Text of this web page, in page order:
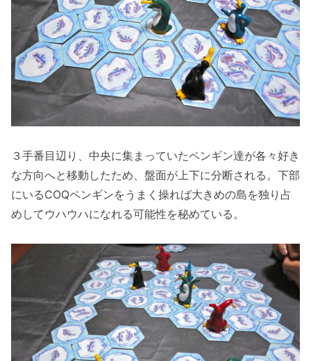
３手番目辺り、中央に集まっていたペンギン達が各々好き
な方向へと移動したため、盤面が上下に分断される。下部
にいるCOQペンギンをうまく操れば大きめの島を独り占
めしてウハウハになれる可能性を秘めている。